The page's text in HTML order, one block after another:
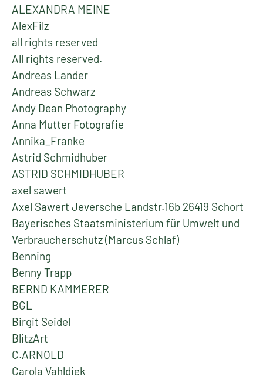
ALEXANDRA MEINE
AlexFilz
all rights reserved
All rights reserved.
Andreas Lander
Andreas Schwarz
Andy Dean Photography
Anna Mutter Fotografie
Annika_Franke
Astrid Schmidhuber
ASTRID SCHMIDHUBER
axel sawert
Axel Sawert Jeversche Landstr.16b 26419 Schort
Bayerisches Staatsministerium für Umwelt und
Verbraucherschutz (Marcus Schlaf)
Benning
Benny Trapp
BERND KAMMERER
BGL
Birgit Seidel
BlitzArt
C.ARNOLD
Carola Vahldiek